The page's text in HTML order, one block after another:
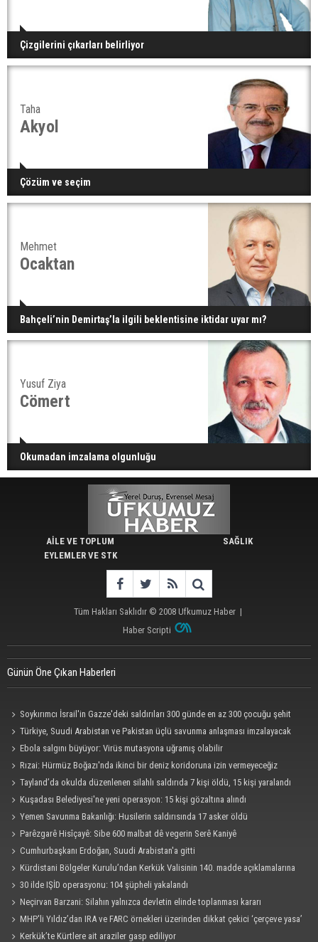
Çizgilerini çıkarları belirliyor
Taha
Akyol
Çözüm ve seçim
Mehmet
Ocaktan
Bahçeli’nin Demirtaş’la ilgili beklentisine iktidar uyar mı?
Yusuf Ziya
Cömert
Okumadan imzalama olgunluğu
AİLE VE TOPLUM
EYLEMLER VE STK
SAĞLIK
Tüm Hakları Saklıdır © 2008 Ufkumuz Haber |
Haber Scripti
Günün Öne Çıkan Haberleri
Soykırımcı İsrail'in Gazze'deki saldırıları 300 günde en az 300 çocuğu şehit
etti Türkiye, Suudi Arabistan ve Pakistan üçlü savunma anlaşması imzalayacak
Ebola salgını büyüyor: Virüs mutasyona uğramış olabilir
Rızai: Hürmüz Boğazı'nda ikinci bir deniz koridoruna izin vermeyeceğiz
Tayland’da okulda düzenlenen silahlı saldırıda 7 kişi öldü, 15 kişi yaralandı
Kuşadası Belediyesi'ne yeni operasyon: 15 kişi gözaltına alındı
Yemen Savunma Bakanlığı: Husilerin saldırısında 17 asker öldü
Parêzgarê Hisîçayê: Sibe 600 malbat dê vegerin Serê Kaniyê
Cumhurbaşkanı Erdoğan, Suudi Arabistan'a gitti
Kürdistani Bölgeler Kurulu’ndan Kerkük Valisinin 140. madde açıklamalarına
tepki30 ilde IŞİD operasyonu: 104 şüpheli yakalandı
Neçirvan Barzani: Silahın yalnızca devletin elinde toplanması kararı
uygulanmalı
MHP'li Yıldız’dan IRA ve FARC örnekleri üzerinden dikkat çekici ‘çerçeve yasa’
açıklaması
Kerkük’te Kürtlere ait araziler gasp ediliyor